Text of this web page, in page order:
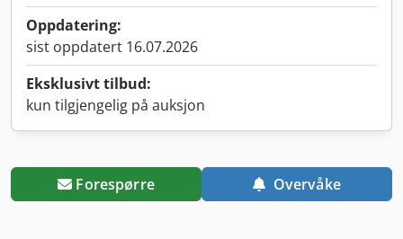
Oppdatering:
sist oppdatert 16.07.2026
Eksklusivt tilbud:
kun tilgjengelig på auksjon
Forespørre Overvåke